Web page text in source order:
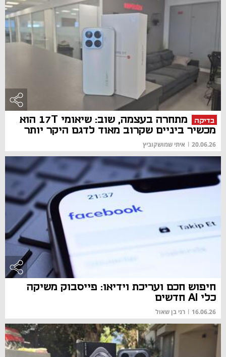
בדיקה
מתחרה בעצמה, שוב: שיאומי 17T הוא
מכשיר ביניים שקרוב מאוד לדגם היקר יותר
20.06.26
| איתי שמושקוביץ
חיפוש חכם ועריכת וידיאו: פייסבוק משיקה
כלי AI חדשים
16.06.26
| רני בן שאול